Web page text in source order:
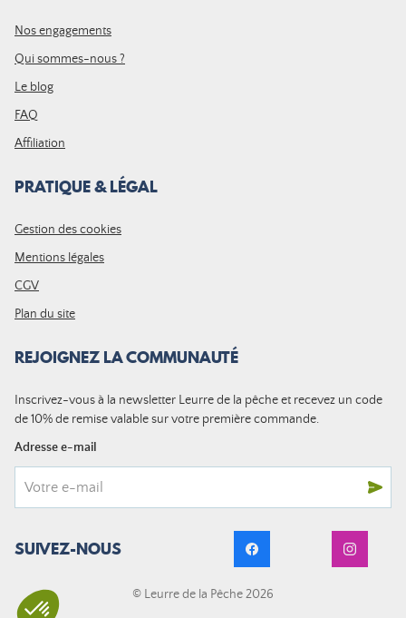
Nos engagements
Qui sommes-nous ?
Le blog
FAQ
Affiliation
PRATIQUE & LÉGAL
Gestion des cookies
Mentions légales
CGV
Plan du site
REJOIGNEZ LA COMMUNAUTÉ
Inscrivez-vous à la newsletter Leurre de la pêche et recevez un code
de 10% de remise valable sur votre première commande.
Adresse e-mail
SUIVEZ-NOUS
© Leurre de la Pêche 2026